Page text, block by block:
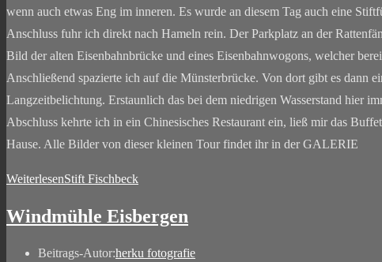
wenn auch etwas Eng im inneren. Es wurde an diesem Tag auch eine
Anschluss fuhr ich direkt nach Hameln rein. Der Parkplatz an der
Bild der alten Eisenbahnbrücke und eines Eisenbahnwogons, welcher
Anschließend spazierte ich auf die Münsterbrücke. Von dort gibt es dann
Langzeitbelichtung. Erstaunlich das bei dem niedrigen Wasserstand hier
Abschluss kehrte ich in ein Chinesisches Restaurant ein, ließ mir das
Hause. Alle Bilder von dieser kleinen Tour findet ihr in der GALERIE
WeiterlesenStift Fischbeck
Windmühle Eisbergen
Beitrags-Autor:herku fotografie